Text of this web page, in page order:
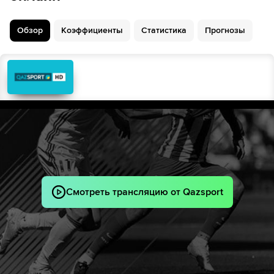
Нарек Агасарян
46´
Бруну Фернандеш
Эрик Пилоян
Георгий Арутюнян
55´
Рафаэл Леау
Франсишку Консейсау
Карлос Борхес
65´
Витинья
Жуан Феликс
Sergey Muradyan
Обзор Коэффициенты Статистика Прогнозы
Смотреть трансляцию от Qazsport